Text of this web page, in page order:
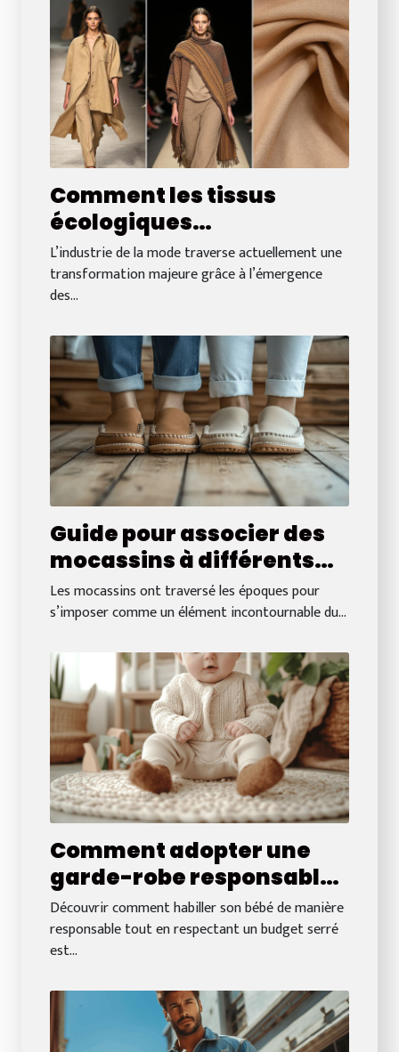
Comment les tissus
écologiques
révolutionnent-ils la
mode actuelle ?
L’industrie de la mode traverse actuellement une
transformation majeure grâce à l’émergence
des...
Guide pour associer des
mocassins à différents
styles vestimentaires
Les mocassins ont traversé les époques pour
s’imposer comme un élément incontournable du...
Comment adopter une
garde-robe responsable
pour bébé à budget réduit
?
Découvrir comment habiller son bébé de manière
responsable tout en respectant un budget serré
est...